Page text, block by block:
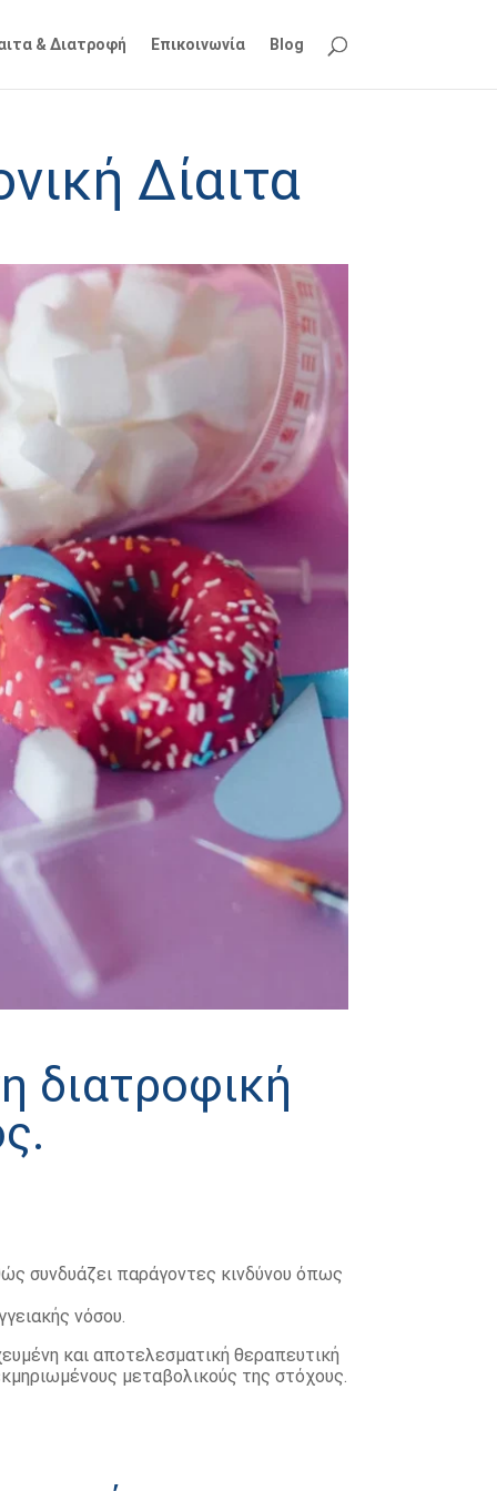
& Διατροφή Επικοινωνία Blog
Δίαιτα
διατροφική
συνδυάζει παράγοντες κινδύνου όπως
νόσου.
και αποτελεσματική θεραπευτική
μεταβολικούς της στόχους.